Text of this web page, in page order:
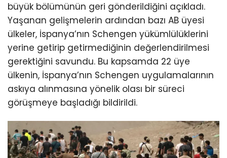
büyük bölümünün geri gönderildiğini açıkladı.
Yaşanan gelişmelerin ardından bazı AB üyesi
ülkeler, İspanya’nın Schengen yükümlülüklerini
yerine getirip getirmediğinin değerlendirilmesi
gerektiğini savundu. Bu kapsamda 22 üye
ülkenin, İspanya’nın Schengen uygulamalarının
askıya alınmasına yönelik olası bir süreci
görüşmeye başladığı bildirildi.